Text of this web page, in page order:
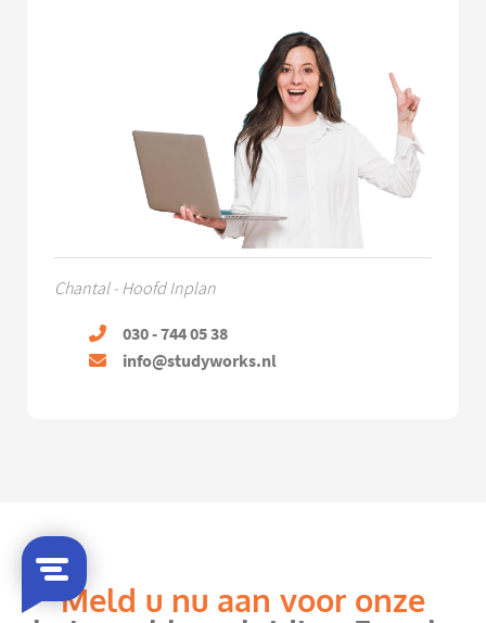
Chantal - Hoofd Inplan
030 - 744 05 38
info@studyworks.nl
Meld u nu aan voor onze